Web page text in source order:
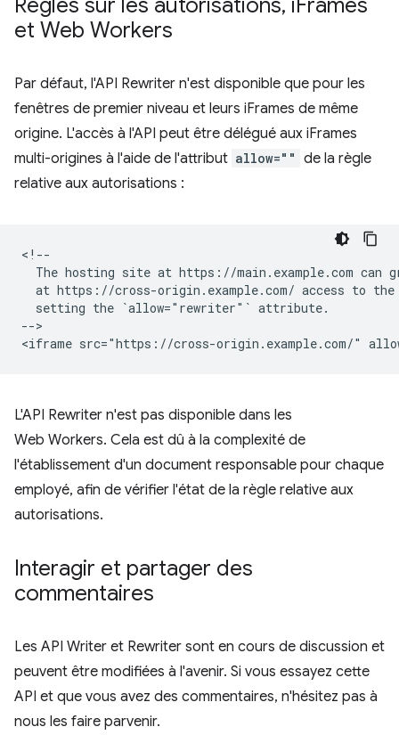
Règles sur les autorisations, iFrames
et Web Workers
Par défaut, l'API Rewriter n'est disponible que pour les
fenêtres de premier niveau et leurs iFrames de même
origine. L'accès à l'API peut être délégué aux iFrames
multi-origines à l'aide de l'attribut allow="" de la règle
relative aux autorisations :
<!--
The hosting site at https://main.example.com can
at https://cross-origin.example.com/ access to
  setting the `allow="rewriter"` attribute.
-->
L'API Rewriter n'est pas disponible dans les
Web Workers. Cela est dû à la complexité de
l'établissement d'un document responsable pour chaque
employé, afin de vérifier l'état de la règle relative aux
autorisations.
Interagir et partager des
commentaires
Les API Writer et Rewriter sont en cours de discussion et
peuvent être modifiées à l'avenir. Si vous essayez cette
API et que vous avez des commentaires, n'hésitez pas à
nous les faire parvenir.